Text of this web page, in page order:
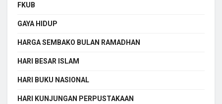
FKUB
GAYA HIDUP
HARGA SEMBAKO BULAN RAMADHAN
HARI BESAR ISLAM
HARI BUKU NASIONAL
HARI KUNJUNGAN PERPUSTAKAAN